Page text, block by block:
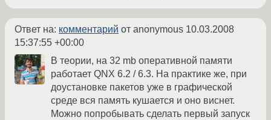
Ответ на: комментарий от anonymous 10.03.2008
15:37:55 +00:00
В теории, на 32 mb оперативной памяти
работает QNX 6.2 / 6.3. На практике же, при
доустановке пакетов уже в графической
среде вся память кушается и оно виснет.
Можно попробывать сделать первый запуск